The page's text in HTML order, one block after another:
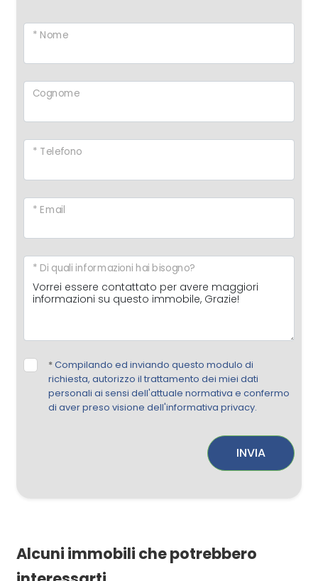
* Nome
Cognome
* Telefono
* Email
* Di quali informazioni hai bisogno?
*Compilando ed inviando questo modulo di
richiesta, autorizzo il trattamento dei miei dati
personali ai sensi dell'attuale normativa e confermo
di aver preso visione dell'informativa privacy.
INVIA
Alcuni immobili che potrebbero